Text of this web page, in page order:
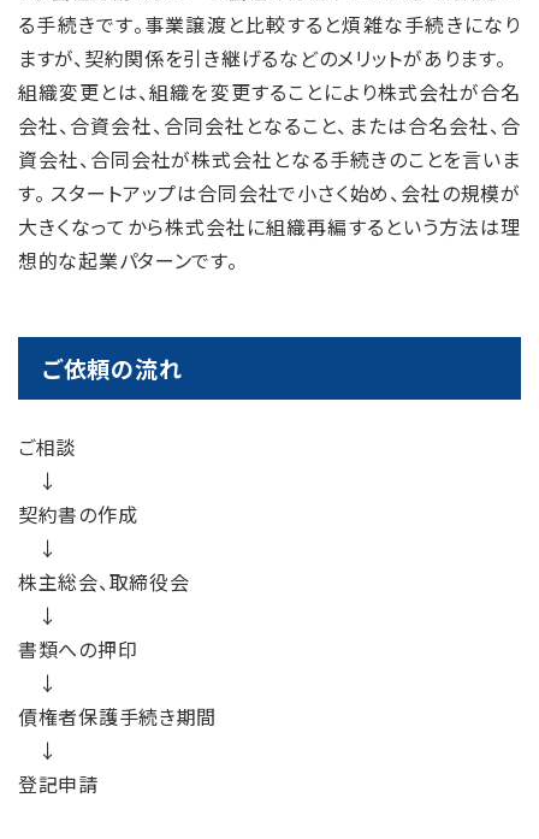
る手続きです。事業譲渡と比較すると煩雑な手続きになり
ますが、契約関係を引き継げるなどのメリットがあります。
組織変更とは、組織を変更することにより株式会社が合名
会社、合資会社、合同会社となること、または合名会社、合
資会社、合同会社が株式会社となる手続きのことを言いま
す。 スタートアップは合同会社で小さく始め、会社の規模が
大きくなってから株式会社に組織再編するという方法は理
想的な起業パターンです。
ご依頼の流れ
ご相談
↓
契約書の作成
↓
株主総会、取締役会
↓
書類への押印
↓
債権者保護手続き期間
↓
登記申請